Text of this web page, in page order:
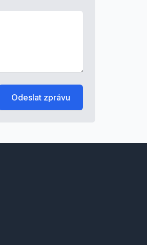
Odeslat zprávu